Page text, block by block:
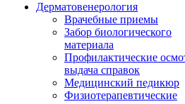
Дерматовенерология
Врачебные приемы
Забор биологического
материала
Профилактические
выдача справок
Медицинский педикюр
Физиотерапевтические